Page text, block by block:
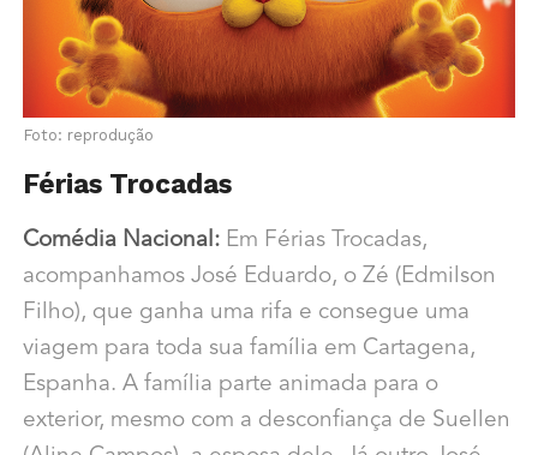
Foto: reprodução
Férias Trocadas
Comédia Nacional:Em Férias Trocadas,
acompanhamos José Eduardo, o Zé (Edmilson
Filho), que ganha uma rifa e consegue uma
viagem para toda sua família em Cartagena,
Espanha. A família parte animada para o
exterior, mesmo com a desconfiança de Suellen